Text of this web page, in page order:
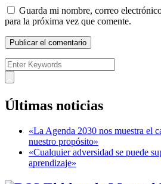
Guarda mi nombre, correo
para la próxima vez que comente.
Últimas noticias
«La Agenda 2030 nos muestra el
nuestro propósito»
«Cualquier adversidad se puede
aprendizaje»